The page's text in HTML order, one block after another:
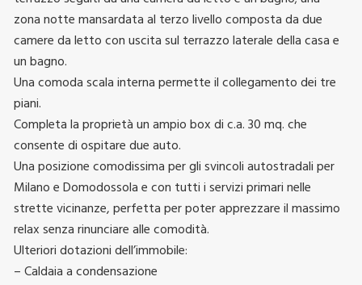
zona notte mansardata al terzo livello composta da due
camere da letto con uscita sul terrazzo laterale della casa e
un bagno.
Una comoda scala interna permette il collegamento dei tre
piani.
Completa la proprietà un ampio box di c.a. 30 mq. che
consente di ospitare due auto.
Una posizione comodissima per gli svincoli autostradali per
Milano e Domodossola e con tutti i servizi primari nelle
strette vicinanze, perfetta per poter apprezzare il massimo
relax senza rinunciare alle comodità.
Ulteriori dotazioni dell’immobile:
– Caldaia a condensazione